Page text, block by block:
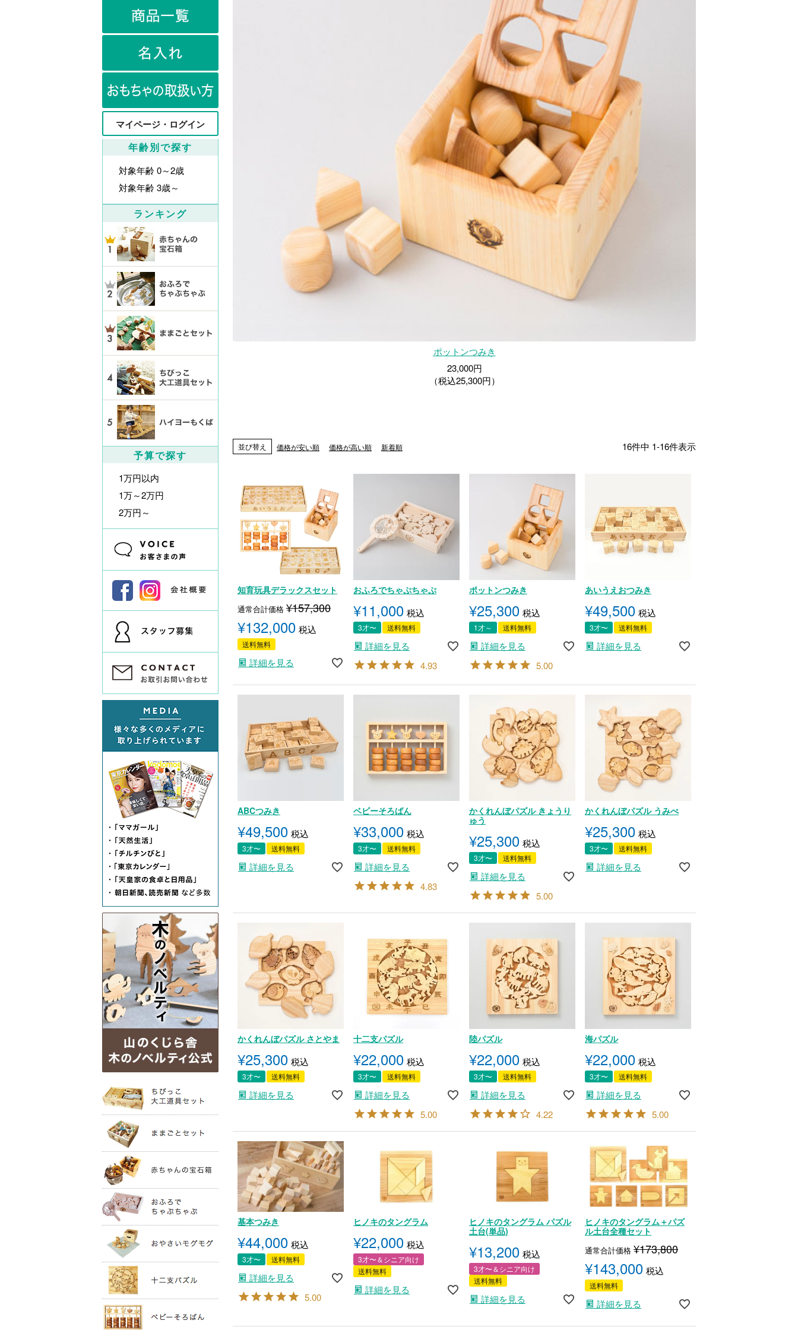
マイページ・ログイン
年齢別で探す
対象年齢 0～2歳
対象年齢 3歳～
ランキング
予算で探す
1万円以内
1万～2万円
2万円～
ポットンつみき
23,000円
（税込25,300円）
並び替え 価格が安い順 価格が高い順 新着順 16件中 1-16件表示
知育玩具デラックスセット
通常合計価格 ¥157,300
¥132,000 税込
送料無料
詳細を見る
おふろでちゃぷちゃぷ
¥11,000 税込
3才〜 送料無料
詳細を見る
4.93
ポットンつみき
¥25,300 税込
1才～ 送料無料
詳細を見る
5.00
あいうえおつみき
¥49,500 税込
3才〜 送料無料
詳細を見る
ABCつみき
¥49,500 税込
3才〜 送料無料
詳細を見る
ベビーそろばん
¥33,000 税込
3才〜 送料無料
詳細を見る
4.83
かくれんぼパズル きょうり
ゅう
¥25,300 税込
3才〜 送料無料
詳細を見る
5.00
かくれんぼパズル うみべ
¥25,300 税込
3才〜 送料無料
詳細を見る
かくれんぼパズル さとやま
¥25,300 税込
3才〜 送料無料
詳細を見る
十二支パズル
¥22,000 税込
3才〜 送料無料
詳細を見る
5.00
陸パズル
¥22,000 税込
3才〜 送料無料
詳細を見る
4.22
海パズル
¥22,000 税込
3才〜 送料無料
詳細を見る
5.00
基本つみき
¥44,000 税込
3才〜 送料無料
詳細を見る
5.00
ヒノキのタングラム
¥22,000 税込
3才〜＆シニア向け
送料無料
詳細を見る
ヒノキのタングラム パズル
土台(単品)
¥13,200 税込
3才〜＆シニア向け
送料無料
詳細を見る
ヒノキのタングラム＋パズ
ル土台全種セット
通常合計価格 ¥173,800
¥143,000 税込
送料無料
詳細を見る